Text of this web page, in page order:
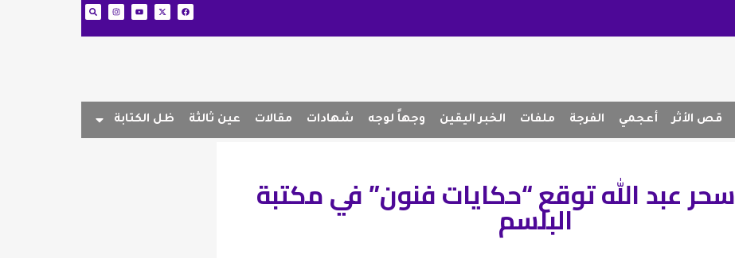
قص الأثر أعجمي الفرجة ملفات الخبر اليقين وجهاً لوجه شهادات مقالات عين ثالثة ظل الكتابة
سحر عبد الله توقع “حكايات فنون” في مكتبة
البلسم